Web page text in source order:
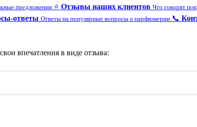
предложения ⭐ Отзывы наших клиентов Что говорят
ответы Ответы на популярные вопросы о парфюмерии 📞
впечатления в виде отзыва: